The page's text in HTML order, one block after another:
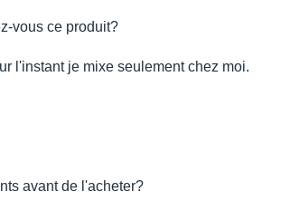
vous ce produit?
l'instant je mixe seulement chez moi.
avant de l'acheter?